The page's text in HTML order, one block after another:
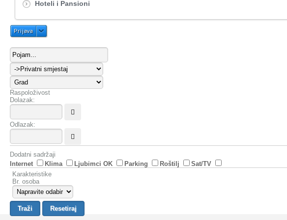
Hoteli i Pansioni
Prijava
Raspoloživost
Dolazak:
Odlazak:
Dodatni sadržaji
Internet
Klima Ljubimci OK Parking Roštilj
Sat/TV
Karakteristike
Br. osoba